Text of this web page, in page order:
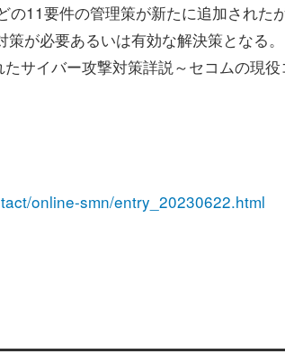
の11要件の管理策が新たに追加された
が必要あるいは有効な解決策となる。
サイバー攻撃対策詳説～セコムの現
online-smn/entry_20230622.html